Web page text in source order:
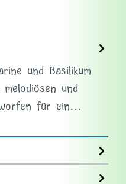
und Basilikum
und
für ein…